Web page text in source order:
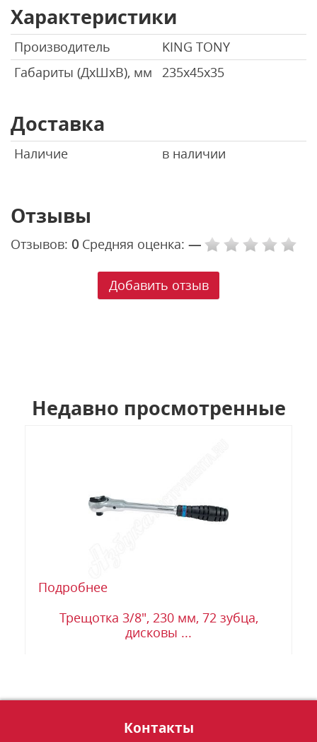
Характеристики
Производитель
KING TONY
Габариты (ДхШхВ), мм
235х45х35
Доставка
Наличие в наличии
Отзывы
Отзывов: 0 Средняя оценка: —
Добавить отзыв
Недавно просмотренные
Подробнее
Трещотка 3/8", 230 мм, 72 зубца,
дисковы ...
Контакты